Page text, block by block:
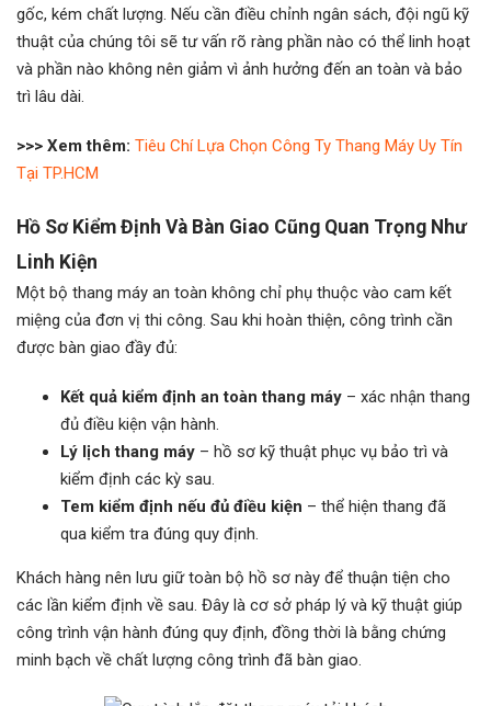
gốc, kém chất lượng. Nếu cần điều chỉnh ngân sách, đội ngũ kỹ
thuật của chúng tôi sẽ tư vấn rõ ràng phần nào có thể linh hoạt
và phần nào không nên giảm vì ảnh hưởng đến an toàn và bảo
trì lâu dài.
>>> Xem thêm: Tiêu Chí Lựa Chọn Công Ty Thang Máy Uy Tín
Tại TP.HCM
Hồ Sơ Kiểm Định Và Bàn Giao Cũng Quan Trọng Như
Linh Kiện
Một bộ thang máy an toàn không chỉ phụ thuộc vào cam kết
miệng của đơn vị thi công. Sau khi hoàn thiện, công trình cần
được bàn giao đầy đủ:
Kết quả kiểm định an toàn thang máy – xác nhận thang
đủ điều kiện vận hành.
Lý lịch thang máy – hồ sơ kỹ thuật phục vụ bảo trì và
kiểm định các kỳ sau.
Tem kiểm định nếu đủ điều kiện – thể hiện thang đã
qua kiểm tra đúng quy định.
Khách hàng nên lưu giữ toàn bộ hồ sơ này để thuận tiện cho
các lần kiểm định về sau. Đây là cơ sở pháp lý và kỹ thuật giúp
công trình vận hành đúng quy định, đồng thời là bằng chứng
minh bạch về chất lượng công trình đã bàn giao.